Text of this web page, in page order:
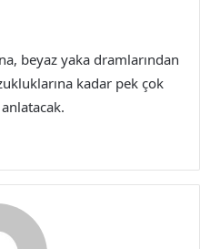
beyaz yaka dramlarından
kadar pek çok